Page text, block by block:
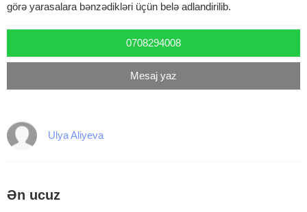
görə yarasalara bənzədikləri üçün belə adlandirilib.
0708294008
Mesaj yaz
Ulya Aliyeva
Ən ucuz